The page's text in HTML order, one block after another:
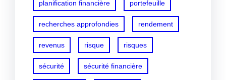
planification financière portefeuille
recherches approfondies rendement
revenus risque risques
sécurité sécurité financière